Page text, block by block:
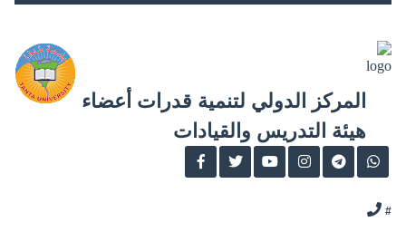
content
المركز الدولي لتنمية قدرات أعضاء
هيئة التدريس والقيادات
#